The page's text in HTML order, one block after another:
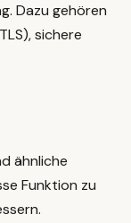
Dazu gehören
sichere
ähnliche
Funktion zu